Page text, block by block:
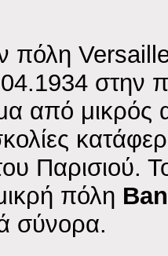
πόλη
στην
από μικρός
πόλη
σύνορα.